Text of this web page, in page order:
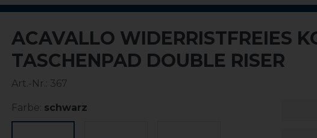
-10% -10%
ACAVALLO WIDERRISTFREIES
TASCHENPAD DOUBLE RISER
Art.-Nr.: 367
Farbe: schwarz